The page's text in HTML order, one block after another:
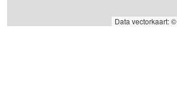
Data vectorkaart: ©